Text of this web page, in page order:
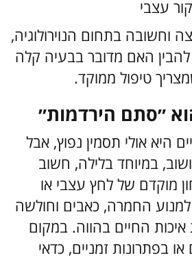
עצבי
וחשובה בתחום הנוירולוגיה,
האם מדובר בבעיה קלה
טיפול ממוקד.
״סתם הירדמות״
היא אולי תסמין נפוץ, אבל
במיוחד בלילה, חשוב
מוקדם של לחץ עצבי או
למנוע החמרה, כאבים וחולשה
החיים בהווה. במקום
בפתרונות זמניים, כדאי